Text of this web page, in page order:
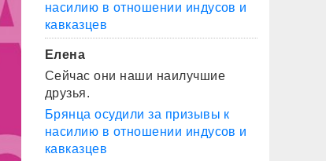
насилию в отношении индусов и
кавказцев
Елена
Сейчас они наши наилучшие
друзья.
Брянца осудили за призывы к
насилию в отношении индусов и
кавказцев